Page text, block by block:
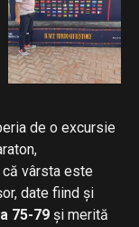
de o excursie
vârsta este
date fiind și
75-79 și merită